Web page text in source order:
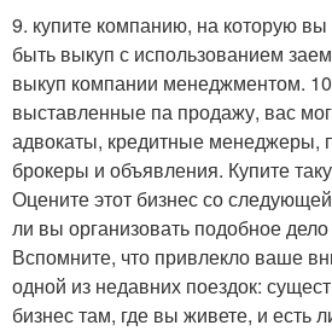
9. купите компанию, на которую
быть выкуп с использованием
выкуп компании менеджментом.
выставленные па продажу, вас
адвокаты, кредитные менеджеры,
брокеры и объявления. Купите
Оцените этот бизнес со
ли вы организовать подобное
Вспомните, что привлекло ваше
одной из недавних поездок:
бизнес там, где вы живете, и есть